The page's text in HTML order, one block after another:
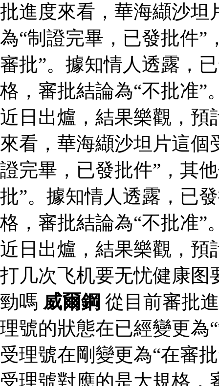
批進度來看，華海纈沙坦
為“制證完畢，已發批件”
審批”。據知情人透露，
格，審批結論為“不批准”
近日出爐，結果樂觀，預
來看，華海纈沙坦片這個
證完畢，已發批件”，其
批”。據知情人透露，已
格，審批結論為“不批准”
近日出爐，結果樂觀，
打几次飞机要无忧健康图
勁嗎 威爾鋼 從目前審批
理號的狀態在已經變更為
受理號在剛變更為“在審
受理號對應的是大規格，